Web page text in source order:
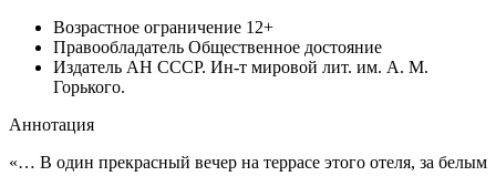
Возрастное ограничение 12+
Правообладатель Общественное достояние
Издатель АН СССР. Ин-т мировой лит. им. А. М.
Горького.
Аннотация
«… В один прекрасный вечер на террасе этого отеля, за белым